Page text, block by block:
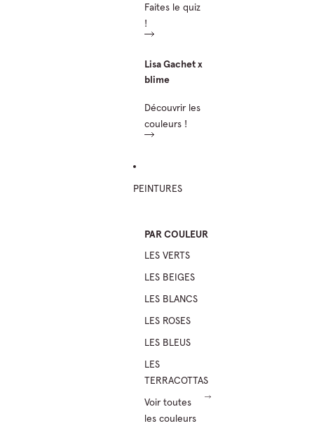
Faites le quiz
!
Lisa Gachet x
blime
Découvrir les
couleurs !
PEINTURES
PAR COULEUR
LES VERTS
LES BEIGES
LES BLANCS
LES ROSES
LES BLEUS
LES
TERRACOTTAS
Voir toutes
les couleurs